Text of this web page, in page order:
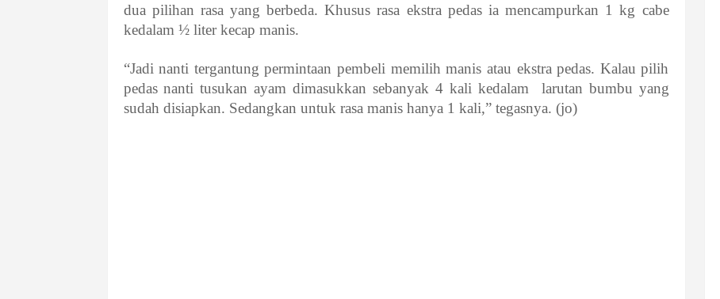
dua pilihan rasa yang berbeda. Khusus rasa ekstra pedas ia mencampurkan 1 kg cabe
kedalam ½ liter kecap manis.
“Jadi nanti tergantung permintaan pembeli memilih manis atau ekstra pedas. Kalau pilih
pedas nanti tusukan ayam dimasukkan sebanyak 4 kali kedalam larutan bumbu yang
sudah disiapkan. Sedangkan untuk rasa manis hanya 1 kali,” tegasnya. (jo)